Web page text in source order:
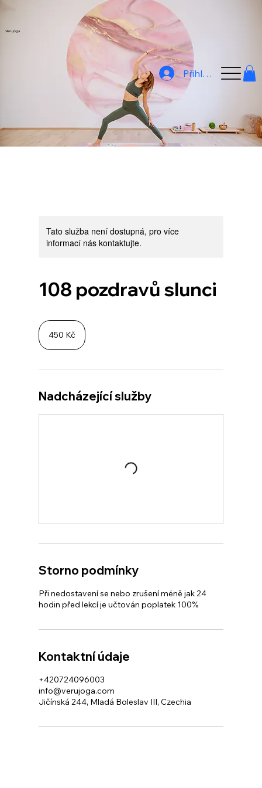
Veru jóga
Přihlásit
Tato služba není dostupná, pro více
informací nás kontaktujte.
108 pozdravů slunci
450
českých
korun450 Kč
Nadcházející služby
Storno podmínky
Při nedostavení se nebo zrušení méně jak 24
hodin před lekcí je učtován poplatek 100%
Kontaktní údaje
+420724096003
info@verujoga.com
Jičínská 244, Mladá Boleslav III, Czechia